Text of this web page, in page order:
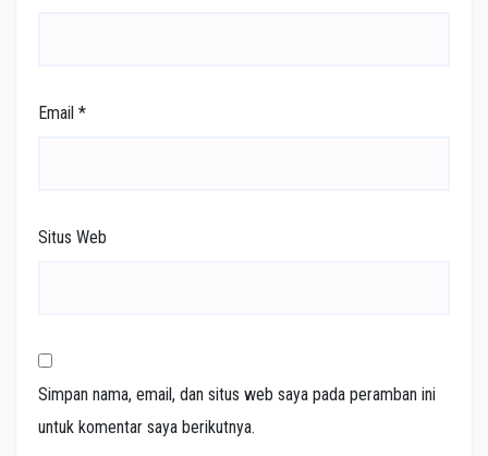
Email *
Situs Web
Simpan nama, email, dan situs web saya pada peramban ini
untuk komentar saya berikutnya.